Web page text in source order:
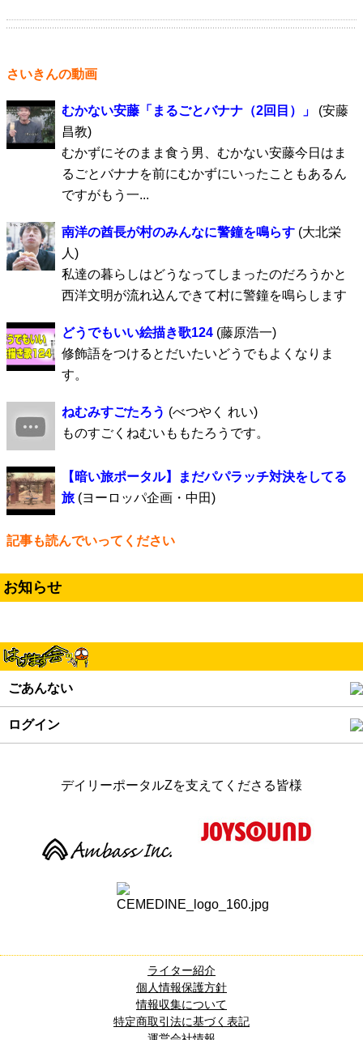
さいきんの動画
むかない安藤「まるごとバナナ（2回目）」 (安藤
昌教)
むかずにそのまま食う男、むかない安藤今日はま
るごとバナナを前にむかずにいったこともあるん
ですがもう一...
南洋の酋長が村のみんなに警鐘を鳴らす (大北栄
人)
私達の暮らしはどうなってしまったのだろうかと
西洋文明が流れ込んできて村に警鐘を鳴らします
どうでもいい絵描き歌124 (藤原浩一)
修飾語をつけるとだいたいどうでもよくなりま
す。
ねむみすごたろう (べつやく れい)
ものすごくねむいももたろうです。
【暗い旅ポータル】まだパパラッチ対決をしてる
旅 (ヨーロッパ企画・中田)
記事も読んでいってください
お知らせ
ごあんない
ログイン
デイリーポータルZを支えてくださる皆様
ライター紹介
個人情報保護方針
情報収集について
特定商取引法に基づく表記